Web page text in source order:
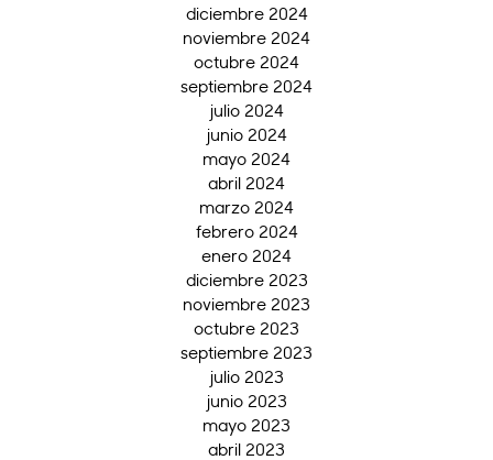
diciembre 2024
noviembre 2024
octubre 2024
septiembre 2024
julio 2024
junio 2024
mayo 2024
abril 2024
marzo 2024
febrero 2024
enero 2024
diciembre 2023
noviembre 2023
octubre 2023
septiembre 2023
julio 2023
junio 2023
mayo 2023
abril 2023